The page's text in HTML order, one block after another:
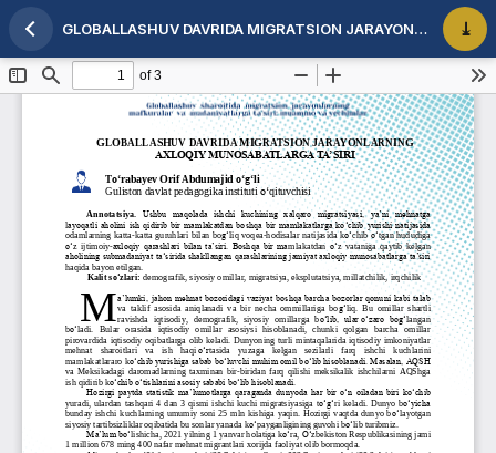
Maqola tafsilotlariga qaytish GLOBALLASHUV DAVRIDA MIGRATSION JARAYONLARNING AXLOQIY MUNOSABATLARGA TA’SIRI